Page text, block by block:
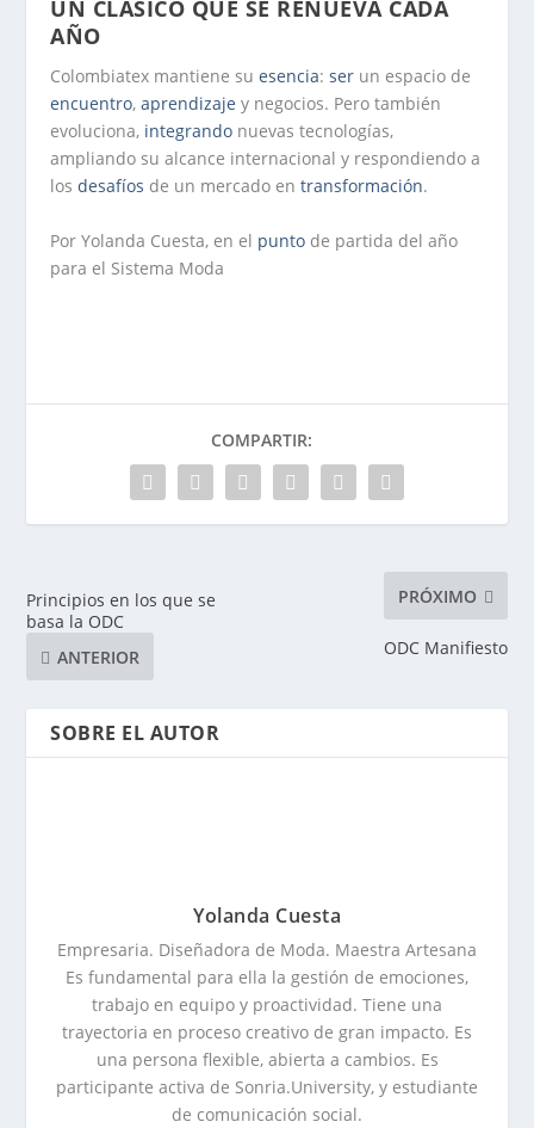
UN CLÁSICO QUE SE RENUEVA CADA
AÑO
Colombiatex mantiene suesencia:ser un espacio de
encuentro,aprendizaje y negocios. Pero también
evoluciona, integrando nuevas tecnologías,
ampliando su alcance internacional y respondiendo a
losdesafíos de un mercado entransformación.
Por Yolanda Cuesta, en el punto de partida del año
para el Sistema Moda
COMPARTIR:
Principios en los que se
basa la ODC
ANTERIOR
PRÓXIMO
ODC Manifiesto
SOBRE EL AUTOR
Yolanda Cuesta
Empresaria. Diseñadora de Moda. Maestra Artesana
Es fundamental para ella la gestión de emociones,
trabajo en equipo y proactividad. Tiene una
trayectoria en proceso creativo de gran impacto. Es
una persona flexible, abierta a cambios. Es
participante activa de Sonria.University, y estudiante
de comunicación social.